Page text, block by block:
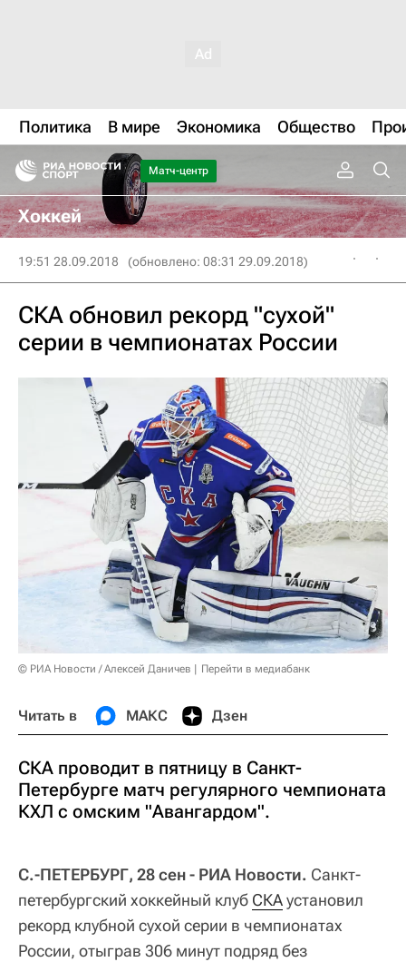
Политика В мире Экономика Общество
Матч-центр
Хоккей
19:51 28.09.2018 (обновлено: 08:31 29.09.2018)
СКА обновил рекорд "сухой"
серии в чемпионатах России
© РИА Новости / Алексей Даничев Перейти в медиабанк
Читать в МАКС Дзен
СКА проводит в пятницу в Санкт-
Петербурге матч регулярного чемпионата
КХЛ с омским "Авангардом".
С.-ПЕТЕРБУРГ, 28 сен - РИА Новости. Санкт-
петербургский хоккейный клуб СКАустановил
рекорд клубной сухой серии в чемпионатах
России, отыграв 306 минут подряд без